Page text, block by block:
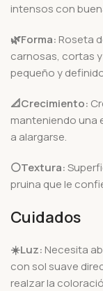
intensos con
🌿Forma: Roseta
carnosas, cortas
pequeño y
📐Crecimiento:
manteniendo una
a alargarse.
⚪Textura:
pruina que le
Cuidados
☀️Luz: Necesita
con sol suave
realzar la